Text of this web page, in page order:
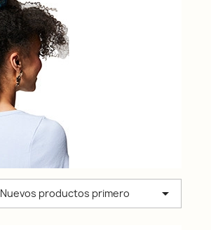
Nuevos productos primero 